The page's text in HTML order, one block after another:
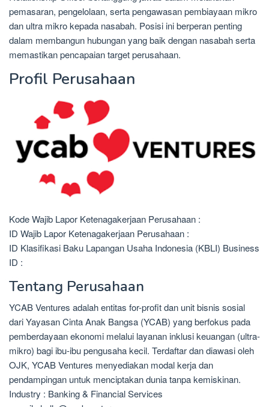
pemasaran, pengelolaan, serta pengawasan pembiayaan mikro
dan ultra mikro kepada nasabah. Posisi ini berperan penting
dalam membangun hubungan yang baik dengan nasabah serta
memastikan pencapaian target perusahaan.
Profil Perusahaan
Kode Wajib Lapor Ketenagakerjaan Perusahaan :
ID Wajib Lapor Ketenagakerjaan Perusahaan :
ID Klasifikasi Baku Lapangan Usaha Indonesia (KBLI) Business
ID :
Tentang Perusahaan
YCAB Ventures adalah entitas for-profit dan unit bisnis sosial
dari Yayasan Cinta Anak Bangsa (YCAB) yang berfokus pada
pemberdayaan ekonomi melalui layanan inklusi keuangan (ultra-
mikro) bagi ibu-ibu pengusaha kecil. Terdaftar dan diawasi oleh
OJK, YCAB Ventures menyediakan modal kerja dan
pendampingan untuk menciptakan dunia tanpa kemiskinan.
Industry : Banking & Financial Services